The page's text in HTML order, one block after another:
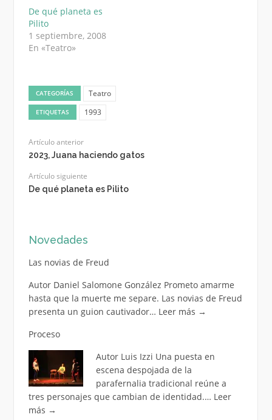
De qué planeta es
Pilito
1 septiembre, 2008
En «Teatro»
CATEGORÍAS Teatro
ETIQUETAS 1993
Artículo anterior
2023, Juana haciendo gatos
Artículo siguiente
De qué planeta es Pilito
Novedades
Las novias de Freud
Autor Daniel Salomone González Prometo amarme
hasta que la muerte me separe. Las novias de Freud
presenta un guion cautivador… Leer más →
Proceso
Autor Luis Izzi Una puesta en
escena despojada de la
parafernalia tradicional reúne a
tres personajes que cambian de identidad.… Leer
más →